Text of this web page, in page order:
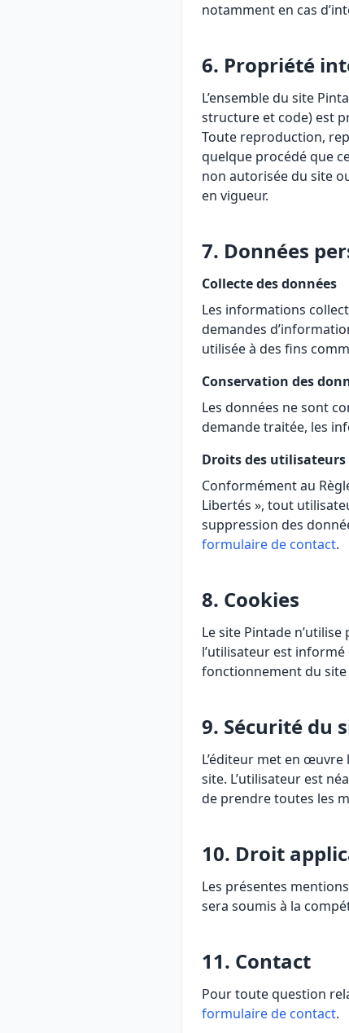
notamment en cas
6. Propriété
L’ensemble du site
structure et code) est
Toute reproduction,
quelque procédé que
non autorisée du site
en vigueur.
7. Données
Collecte des données
Les informations
demandes
utilisée à des fins
Conservation des
Les données ne sont
demande traitée, les
Droits des utilisateurs
Conformément au
Libertés », tout
suppression des
formulaire de contact.
8. Cookies
Le site Pintade
l’utilisateur est
fonctionnement du
9. Sécurité du
L’éditeur met en
site. L’utilisateur est
de prendre toutes les
10. Droit
Les présentes
sera soumis à la
11. Contact
Pour toute question
formulaire de contact.